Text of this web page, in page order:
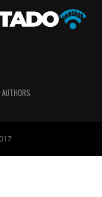
AUTHORS